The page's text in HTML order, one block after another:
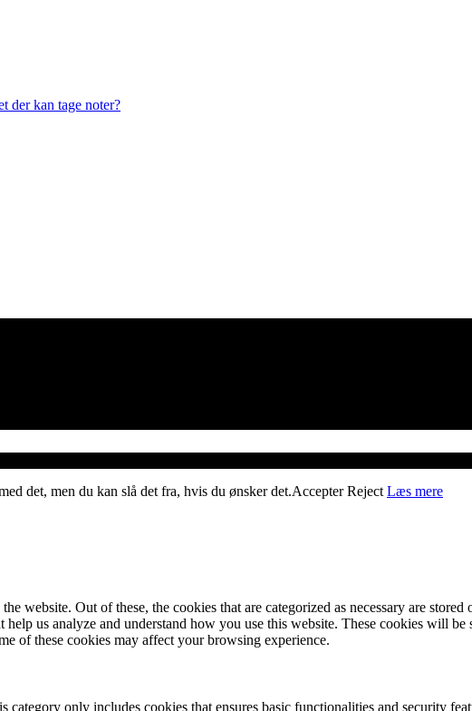
der kan tage noter?
det, men du kan slå det fra, hvis du ønsker det.Accepter Reject Læs mere
website. Out of these, the cookies that are categorized as necessary are
us analyze and understand how you use this website. These cookies will
of these cookies may affect your browsing experience.
only includes cookies that ensures basic functionalities and security